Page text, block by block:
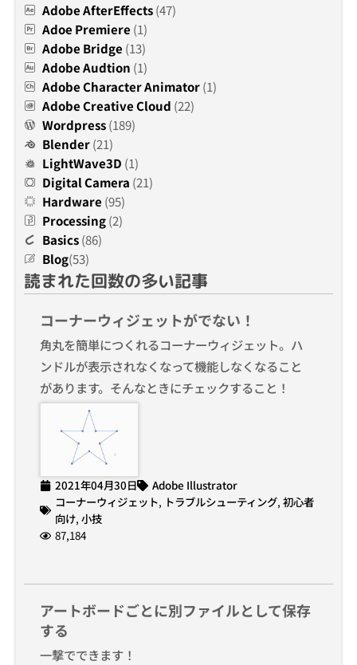
Adobe AfterEffects(47)
Adoe Premiere (1)
Adobe Bridge (13)
Adobe Audtion (1)
Adobe Character Animator(1)
Adobe Creative Cloud (22)
Wordpress(189)
Blender(21)
LightWave3D (1)
Digital Camera (21)
Hardware (95)
Processing(2)
Basics(86)
Blog(53)
読まれた回数の多い記事
コーナーウィジェットがでない！
角丸を簡単につくれるコーナーウィジェット。ハ
ンドルが表示されなくなって機能しなくなること
があります。そんなときにチェックすること！
2021年04月30日
Adobe Illustrator
コーナーウィジェット, トラブルシューティング, 初心者
向け, 小技
87,184
アートボードごとに別ファイルとして保存
する
一撃でできます！